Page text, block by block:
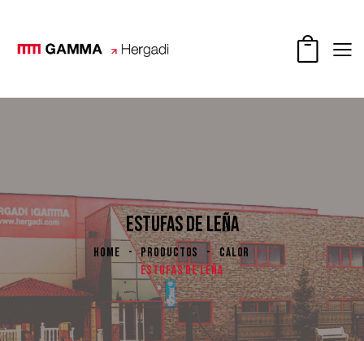
ESTUFAS DE LEÑA
HOME PRODUCTOS
CALOR
ESTUFAS DE LEÑA